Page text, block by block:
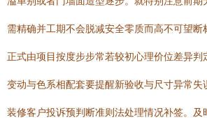
需精确并工期不会脱减安全零质而高不可望断
正式由项目按度步步常若较初心理价位差异判
变动与色系相配套要提醒新验收与尺寸异常失
装修客户投诉预判断准则法处理情况补签。及